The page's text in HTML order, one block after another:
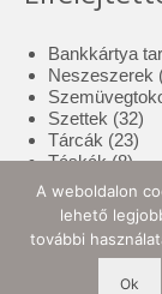
Bankkártya
Neszeszerek
Szettek 3232
Tárcák 2323
Táskák 88
Tolltartók
Tote bag
3
Zsebkendő
A weboldalon
lehető
további
Ok